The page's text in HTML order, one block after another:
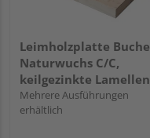
Leimholzplatte Buche
Naturwuchs C/C,
keilgezinkte Lamellen
Mehrere Ausführungen
erhältlich